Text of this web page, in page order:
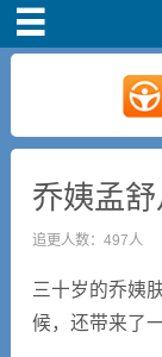
司机注册
新手指导
奖励政策
滴滴车主司机端下
乔姨孟
追更人数：497人
三十岁的乔姨
候，还带来了